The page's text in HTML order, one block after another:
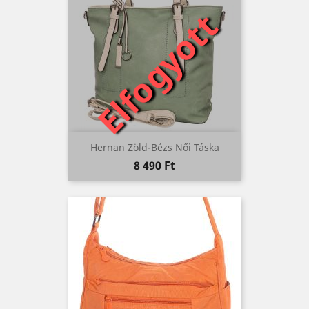
Elfogyott
Hernan Zöld-Bézs Női Táska
Ár
8 490 Ft